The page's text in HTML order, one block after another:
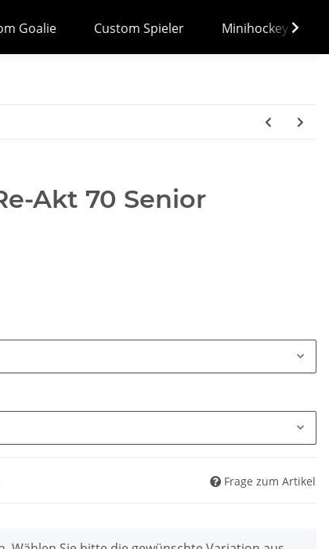
Goalie Custom Spieler Minihockey
Akt 70 Senior
Frage zum Artikel